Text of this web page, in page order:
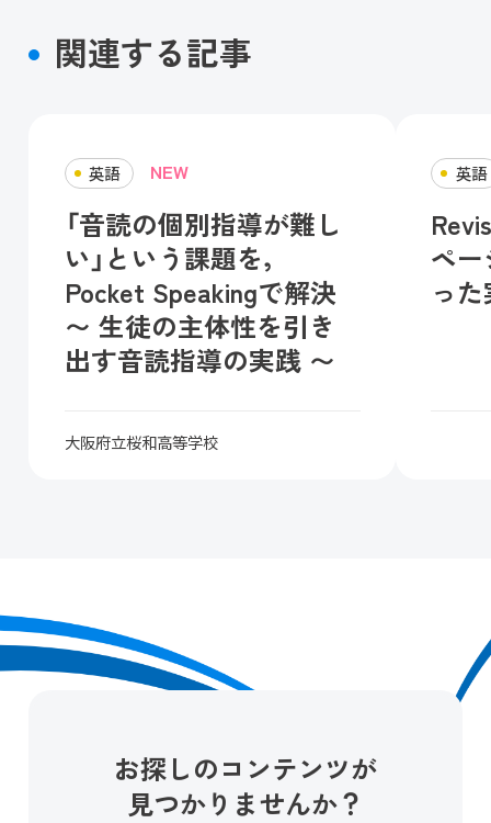
関連する記事
英語
「音読の個別指導が難し
い」という課題を，
Pocket Speakingで解決
〜 生徒の主体性を引き
出す音読指導の実践 〜
大阪府立桜和高等学校
英語
ペー
っ
お探しのコンテンツが
見つかりませんか？